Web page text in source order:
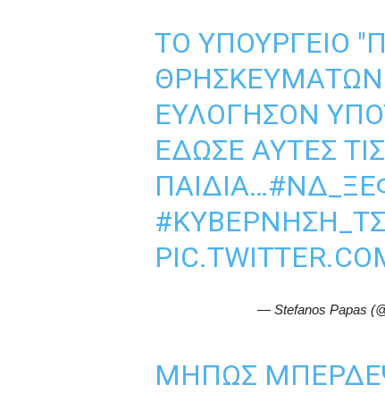
ΤΟ ΥΠΟΥΡΓΕΊΟ
ΘΡΗΣΚΕΥΜΑΤΩΝ
ΕΥΛΟΓΗΣΟΝ
ΈΔΩΣΕ ΑΥΤΕΣ ΤΙΣ
ΠΑΙΔΙΑ…
— Stefanos Papas
ΜΉΠΩΣ